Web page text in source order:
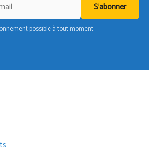
S'abonner
possible à tout moment.